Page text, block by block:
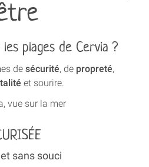
plages de Cervia ?
de sécurité, de propreté,
et sourire.
sans souci